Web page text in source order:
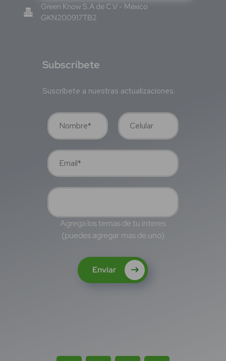
Green Know S.A de C.V - México
GKN200917TB2
Subscríbete
Suscríbete a nuestras actualizaciones.
Agrega los temas de tu interes
(puedes agregar mas de uno)
Enviar